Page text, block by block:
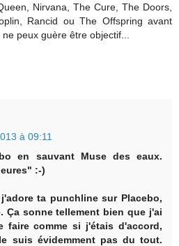
Nirvana, The Cure, The Doors,
Rancid ou The Offspring avant
peux guère être objectif...
à 09:11
en sauvant Muse des eaux.
:-)
ta punchline sur Placebo,
Ça sonne tellement bien que j'ai
faire comme si j'étais d'accord,
suis évidemment pas du tout.